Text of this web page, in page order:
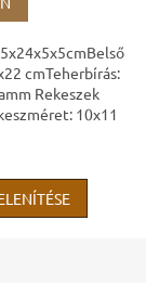
cmTeherbírás:
Rekeszek
10x11